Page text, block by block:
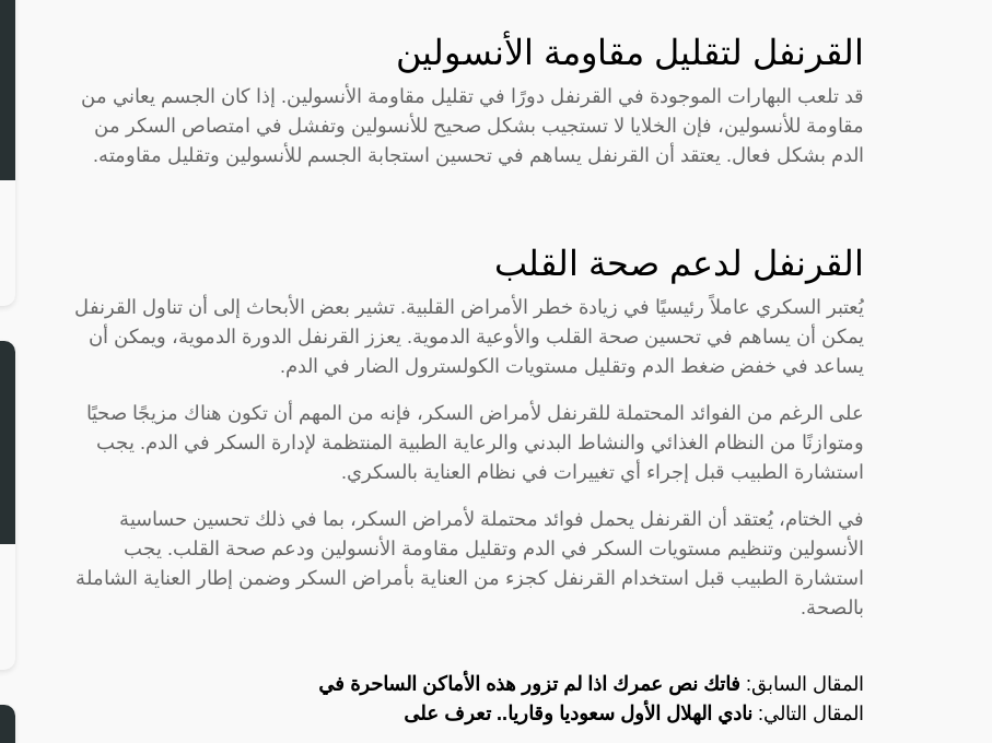
القرنفل لتقليل مقاومة الأنسولين
قد تلعب البهارات الموجودة في القرنفل دورًا في تقليل مقاومة الأنسولين. إذا كان الجسم يعاني من
مقاومة للأنسولين، فإن الخلايا لا تستجيب بشكل صحيح للأنسولين وتفشل في امتصاص السكر من
الدم بشكل فعال. يعتقد أن القرنفل يساهم في تحسين استجابة الجسم للأنسولين وتقليل مقاومته.
القرنفل لدعم صحة القلب
يُعتبر السكري عاملاً رئيسيًا في زيادة خطر الأمراض القلبية. تشير بعض الأبحاث إلى أن تناول القرنفل
يمكن أن يساهم في تحسين صحة القلب والأوعية الدموية. يعزز القرنفل الدورة الدموية، ويمكن أن
يساعد في خفض ضغط الدم وتقليل مستويات الكولسترول الضار في الدم.
على الرغم من الفوائد المحتملة للقرنفل لأمراض السكر، فإنه من المهم أن تكون هناك مزيجًا صحيًا
ومتوازنًا من النظام الغذائي والنشاط البدني والرعاية الطبية المنتظمة لإدارة السكر في الدم. يجب
استشارة الطبيب قبل إجراء أي تغييرات في نظام العناية بالسكري.
في الختام، يُعتقد أن القرنفل يحمل فوائد محتملة لأمراض السكر، بما في ذلك تحسين حساسية
الأنسولين وتنظيم مستويات السكر في الدم وتقليل مقاومة الأنسولين ودعم صحة القلب. يجب
استشارة الطبيب قبل استخدام القرنفل كجزء من العناية بأمراض السكر وضمن إطار العناية الشاملة
بالصحة.
المقال السابق: فاتك نص عمرك اذا لم تزور هذه الأماكن الساحرة في
المقال التالي: نادي الهلال الأول سعوديا وقاريا.. تعرف على